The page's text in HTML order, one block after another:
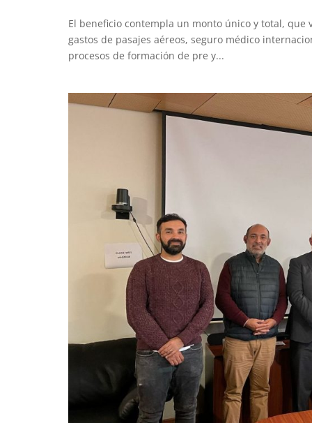
El beneficio contempla un monto único y total,
gastos de pasajes aéreos, seguro médico
procesos de formación de pre y...